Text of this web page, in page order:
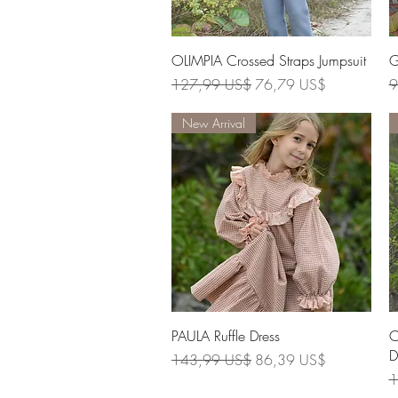
Vista rápida
OLIMPIA Crossed Straps Jumpsuit
Precio
127,99 US$ Precio de oferta
76,79 US$
Vista rápida
New Arrival
PAULA Ruffle Dress
Precio
143,99 US$ Precio de oferta
86,39 US$